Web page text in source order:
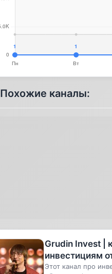
Похожие каналы:
Grudin Invest |
инвестициям
Грудина
Этот канал про